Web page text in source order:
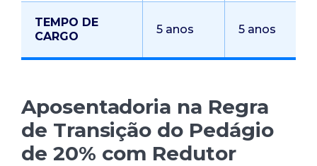
TEMPO DE
CARGO
5 anos 5 anos
Aposentadoria na Regra
de Transição do Pedágio
de 20% com Redutor